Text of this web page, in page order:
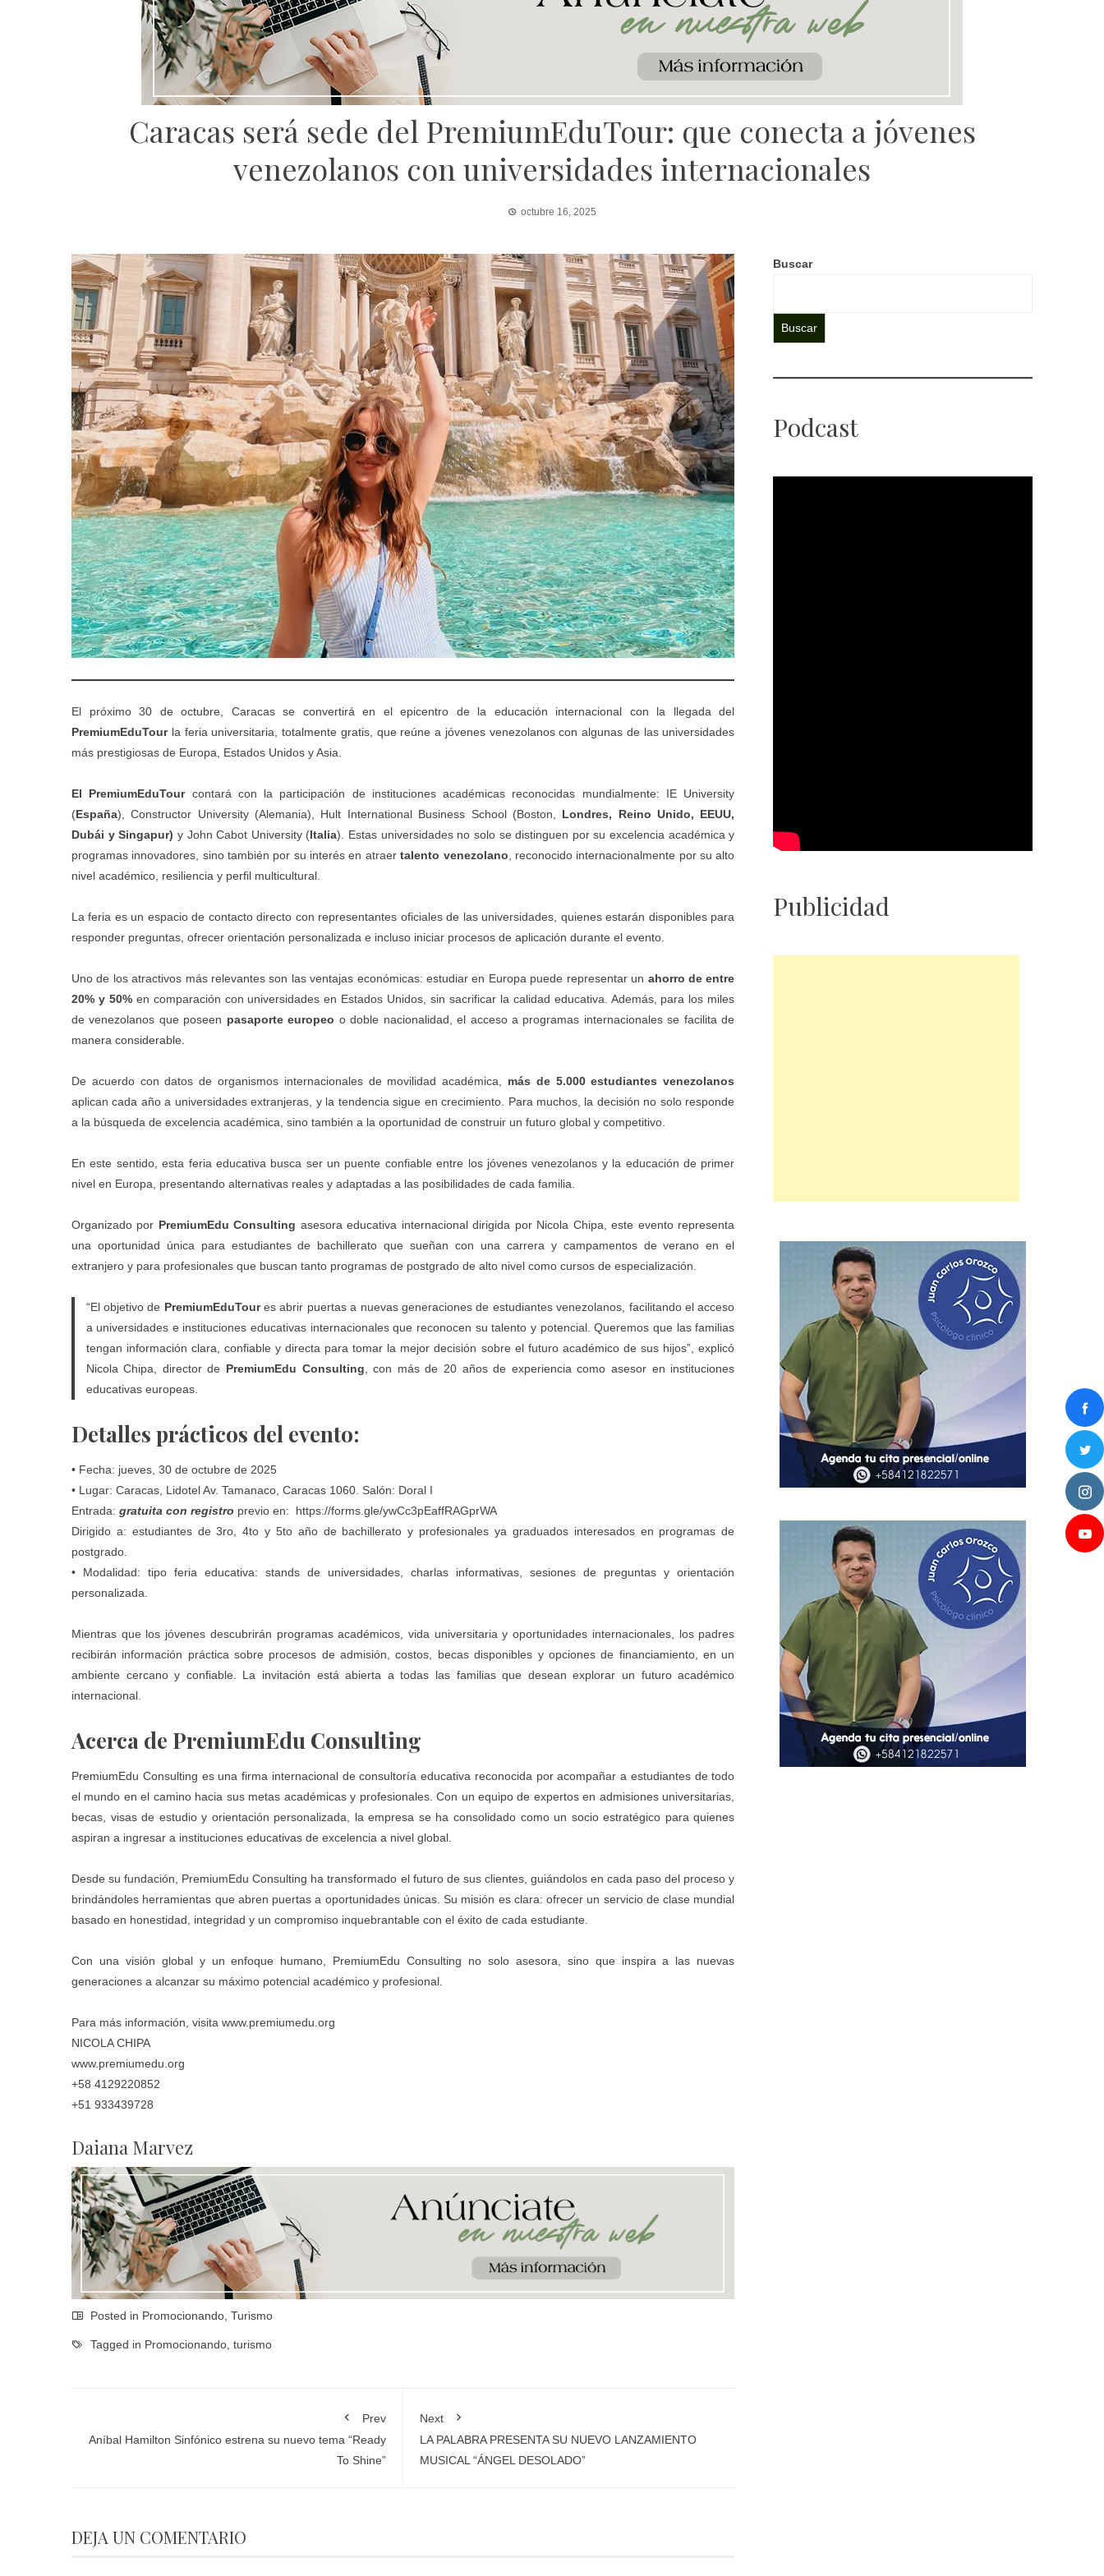
Caracas será sede del PremiumEduTour: que conecta a jóvenes
venezolanos con universidades internacionales
octubre 16, 2025
El próximo 30 de octubre, Caracas se convertirá en el epicentro de la educación internacional con la llegada del
PremiumEduTour la feria universitaria, totalmente gratis, que reúne a jóvenes venezolanos con algunas de las universidades
más prestigiosas de Europa, Estados Unidos y Asia.
El PremiumEduTour contará con la participación de instituciones académicas reconocidas mundialmente: IE University
(España), Constructor University (Alemania), Hult International Business School (Boston, Londres, Reino Unido, EEUU,
Dubái y Singapur) y John Cabot University (Italia). Estas universidades no solo se distinguen por su excelencia académica y
programas innovadores, sino también por su interés en atraertalento venezolano , reconocido internacionalmente por su alto
nivel académico, resiliencia y perfil multicultural.
La feria es un espacio de contacto directo con representantes oficiales de las universidades, quienes estarán disponibles para
responder preguntas, ofrecer orientación personalizada e incluso iniciar procesos de aplicación durante el evento.
Uno de los atractivos más relevantes son las ventajas económicas: estudiar en Europa puede representar un ahorro de entre
20% y 50%en comparación con universidades en Estados Unidos, sin sacrificar la calidad educativa. Además, para los miles
de venezolanos que poseen pasaporte europeo o doble nacionalidad, el acceso a programas internacionales se facilita de
manera considerable.
De acuerdo con datos de organismos internacionales de movilidad académica, más de 5.000 estudiantes venezolanos
aplican cada año a universidades extranjeras, y la tendencia sigue en crecimiento. Para muchos, la decisión no solo responde
a la búsqueda de excelencia académica, sino también a la oportunidad de construir un futuro global y competitivo.
En este sentido, esta feria educativa busca ser un puente confiable entre los jóvenes venezolanos y la educación de primer
nivel en Europa, presentando alternativas reales y adaptadas a las posibilidades de cada familia.
Organizado por PremiumEdu Consulting asesora educativa internacional dirigida por Nicola Chipa, este evento representa
una oportunidad única para estudiantes de bachillerato que sueñan con una carrera y campamentos de verano en el
extranjero y para profesionales que buscan tanto programas de postgrado de alto nivel como cursos de especialización.
“El objetivo de PremiumEduToures abrir puertas a nuevas generaciones de estudiantes venezolanos, facilitando el acceso
a universidades e instituciones educativas internacionales que reconocen su talento y potencial. Queremos que las familias
tengan información clara, confiable y directa para tomar la mejor decisión sobre el futuro académico de sus hijos”, explicó
Nicola Chipa, director de PremiumEdu Consulting , con más de 20 años de experiencia como asesor en instituciones
educativas europeas.
Detalles prácticos del evento:
• Fecha: jueves, 30 de octubre de 2025
• Lugar: Caracas, Lidotel Av. Tamanaco, Caracas 1060. Salón: Doral I
Entrada: gratuita con registro previo en: https://forms.gle/ywCc3pEaffRAGprWA
Dirigido a: estudiantes de 3ro, 4to y 5to año de bachillerato y profesionales ya graduados interesados en programas de
postgrado.
• Modalidad: tipo feria educativa: stands de universidades, charlas informativas, sesiones de preguntas y orientación
personalizada.
Mientras que los jóvenes descubrirán programas académicos, vida universitaria y oportunidades internacionales, los padres
recibirán información práctica sobre procesos de admisión, costos, becas disponibles y opciones de financiamiento, en un
ambiente cercano y confiable. La invitación está abierta a todas las familias que desean explorar un futuro académico
internacional.
Acerca de PremiumEdu Consulting
PremiumEdu Consulting es una firma internacional de consultoría educativa reconocida por acompañar a estudiantes de todo
el mundo en el camino hacia sus metas académicas y profesionales. Con un equipo de expertos en admisiones universitarias,
becas, visas de estudio y orientación personalizada, la empresa se ha consolidado como un socio estratégico para quienes
aspiran a ingresar a instituciones educativas de excelencia a nivel global.
Desde su fundación, PremiumEdu Consulting ha transformado el futuro de sus clientes, guiándolos en cada paso del proceso y
brindándoles herramientas que abren puertas a oportunidades únicas. Su misión es clara: ofrecer un servicio de clase mundial
basado en honestidad, integridad y un compromiso inquebrantable con el éxito de cada estudiante.
Con una visión global y un enfoque humano, PremiumEdu Consulting no solo asesora, sino que inspira a las nuevas
generaciones a alcanzar su máximo potencial académico y profesional.
Para más información, visita www.premiumedu.org
NICOLA CHIPA
www.premiumedu.org
+58 4129220852
+51 933439728
Daiana Marvez
Posted in Promocionando Turismo
Tagged in Promocionando turismo
Prev
Aníbal Hamilton Sinfónico estrena su nuevo tema “Ready
To Shine”
Next
LA PALABRA PRESENTA SU NUEVO LANZAMIENTO
MUSICAL “ÁNGEL DESOLADO”
DEJA UN COMENTARIO
Buscar
Buscar
Podcast
Publicidad